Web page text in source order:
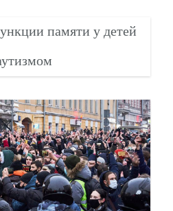
памяти у детей